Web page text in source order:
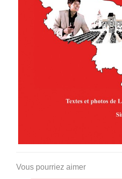
Vous pourriez aimer